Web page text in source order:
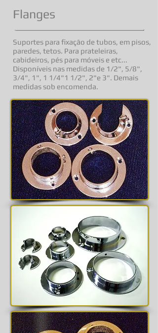
Flanges
Suportes para fixação de tubos, em pisos,
paredes, tetos. Para prateleiras,
cabideiros, pés para móveis e etc...
Disponíveis nas medidas de 1/2", 5/8",
3/4", 1", 1 1/4"1 1/2", 2"e 3". Demais
medidas sob encomenda.